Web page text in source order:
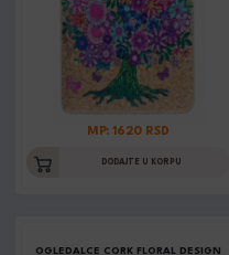
MP: 1620 RSD
DODAJTE U KORPU
OGLEDALCE CORK FLORAL DESIGN